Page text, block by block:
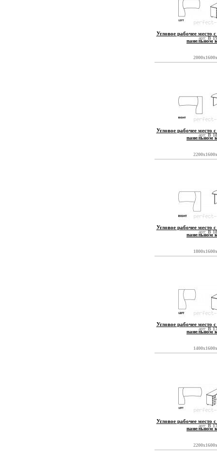
арт:B
Угловое рабочее место
панельном
арт:B
Угловое рабочее место
панельном
арт:B
Угловое рабочее место
панельном
арт:B
Угловое рабочее место
панельном
арт:B
Угловое рабочее место
панельном